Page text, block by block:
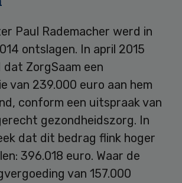
Paul Rademacher werd in
ontslagen. In april 2015
ZorgSaam een
van 239.000 euro aan hem
conform een uitspraak van
gezondheidszorg. In
dat dit bedrag flink hoger
396.018 euro. Waar de
van 157.000